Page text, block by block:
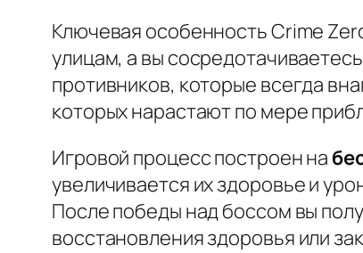
Ключевая особенность Crime
улицам, а вы
противников, которые всегда
которых нарастают по мере
Игровой процесс построен на
увеличивается их здоровье и
После победы над боссом вы
восстановления здоровья или